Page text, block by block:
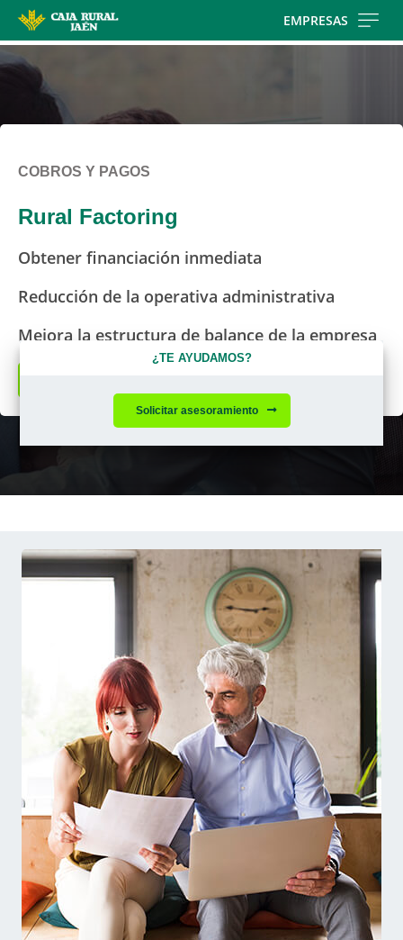
EMPRESAS
COBROS Y PAGOS
Rural Factoring
Obtener financiación inmediata
Reducción de la operativa administrativa
Mejora la estructura de balance de la empresa
¿TE AYUDAMOS?
Solicitar asesoramiento